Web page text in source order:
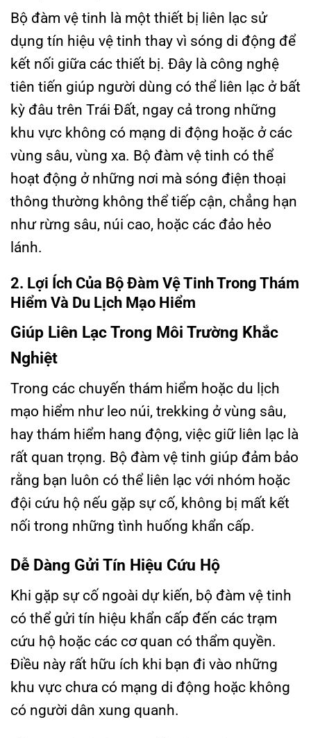
Bộ đàm vệ tinh là một thiết bị liên lạc sử
dụng tín hiệu vệ tinh thay vì sóng di động để
kết nối giữa các thiết bị. Đây là công nghệ
tiên tiến giúp người dùng có thể liên lạc ở bất
kỳ đâu trên Trái Đất, ngay cả trong những
khu vực không có mạng di động hoặc ở các
vùng sâu, vùng xa. Bộ đàm vệ tinh có thể
hoạt động ở những nơi mà sóng điện thoại
thông thường không thể tiếp cận, chẳng hạn
như rừng sâu, núi cao, hoặc các đảo hẻo
lánh.
2. Lợi Ích Của Bộ Đàm Vệ Tinh Trong Thám
Hiểm Và Du Lịch Mạo Hiểm
Giúp Liên Lạc Trong Môi Trường Khắc
Nghiệt
Trong các chuyến thám hiểm hoặc du lịch
mạo hiểm như leo núi, trekking ở vùng sâu,
hay thám hiểm hang động, việc giữ liên lạc là
rất quan trọng. Bộ đàm vệ tinh giúp đảm bảo
rằng bạn luôn có thể liên lạc với nhóm hoặc
đội cứu hộ nếu gặp sự cố, không bị mất kết
nối trong những tình huống khẩn cấp.
Dễ Dàng Gửi Tín Hiệu Cứu Hộ
Khi gặp sự cố ngoài dự kiến, bộ đàm vệ tinh
có thể gửi tín hiệu khẩn cấp đến các trạm
cứu hộ hoặc các cơ quan có thẩm quyền.
Điều này rất hữu ích khi bạn đi vào những
khu vực chưa có mạng di động hoặc không
có người dân xung quanh.